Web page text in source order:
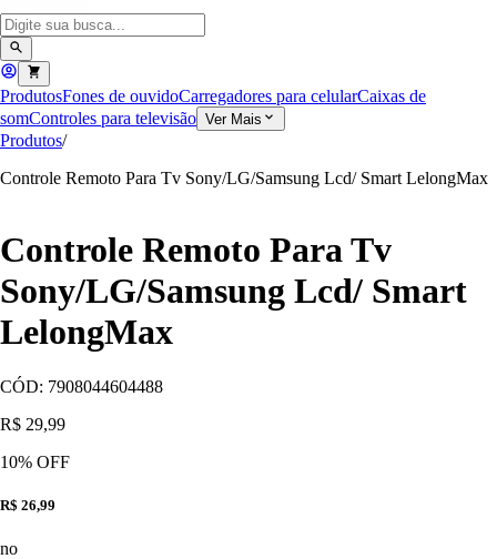
ProdutosFones de ouvidoCarregadores para celularCaixas de
somControles para televisão Ver Mais
Produtos/
Controle Remoto Para Tv Sony/LG/Samsung Lcd/ Smart LelongMax
Controle Remoto Para Tv
Sony/LG/Samsung Lcd/ Smart
LelongMax
CÓD: 7908044604488
R$ 29,99
10% OFF
R$ 26,99
no